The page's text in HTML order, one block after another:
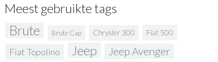
Meest gebruikte tags
Brute Brute Cap Chrysler 300 Fiat 500
Fiat Topolino Jeep Jeep Avenger